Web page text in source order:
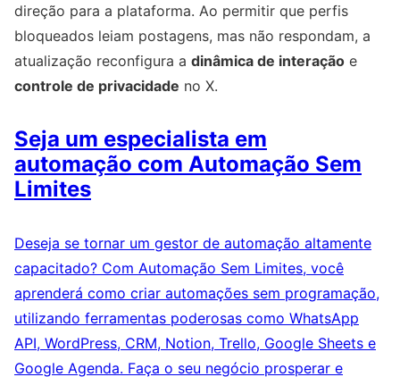
direção para a plataforma. Ao permitir que perfis
bloqueados leiam postagens, mas não respondam, a
atualização reconfigura a dinâmica de interação e
controle de privacidade no X.
Seja um especialista em
automação com Automação Sem
Limites
Deseja se tornar um gestor de automação altamente
capacitado? Com Automação Sem Limites, você
aprenderá como criar automações sem programação,
utilizando ferramentas poderosas como WhatsApp
API, WordPress, CRM, Notion, Trello, Google Sheets e
Google Agenda. Faça o seu negócio prosperar e